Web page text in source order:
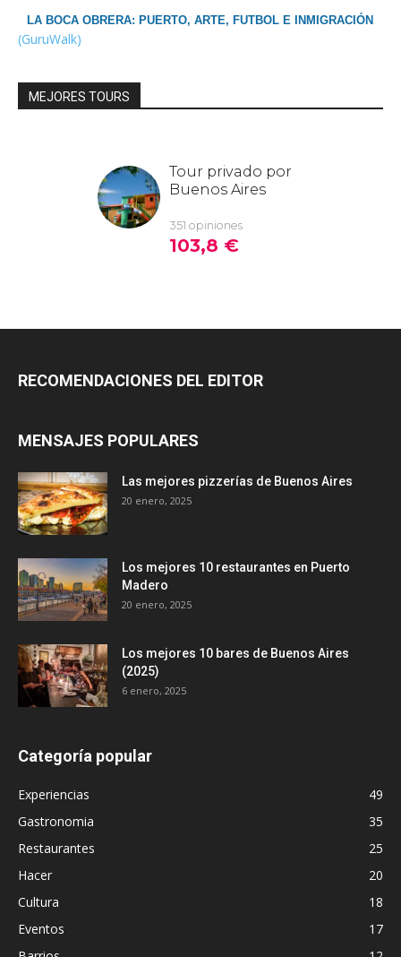
LA BOCA OBRERA: PUERTO, ARTE, FUTBOL E INMIGRACIÓN
(GuruWalk)
MEJORES TOURS
RECOMENDACIONES DEL EDITOR
MENSAJES POPULARES
Las mejores pizzerías de Buenos Aires
20 enero, 2025
Los mejores 10 restaurantes en Puerto
Madero
20 enero, 2025
Los mejores 10 bares de Buenos Aires
(2025)
6 enero, 2025
Categoría popular
Experiencias
49
Gastronomia
35
Restaurantes
25
Hacer
20
Cultura
18
Eventos
17